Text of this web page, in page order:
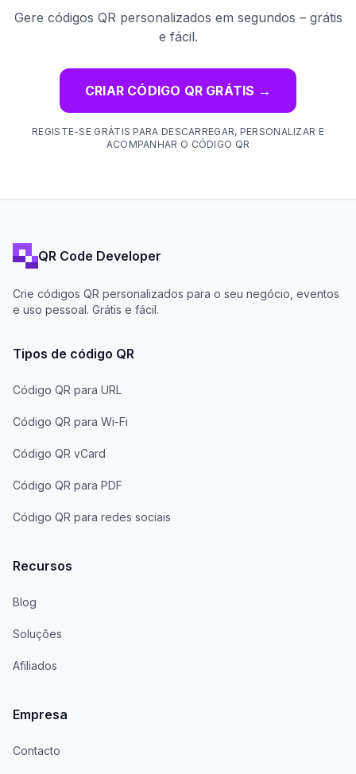
Gere códigos QR personalizados em segundos – grátis
e fácil.
CRIAR CÓDIGO QR GRÁTIS →
REGISTE-SE GRÁTIS PARA DESCARREGAR, PERSONALIZAR E
ACOMPANHAR O CÓDIGO QR
QR Code Developer
Crie códigos QR personalizados para o seu negócio, eventos
e uso pessoal. Grátis e fácil.
Tipos de código QR
Código QR para URL
Código QR para Wi-Fi
Código QR vCard
Código QR para PDF
Código QR para redes sociais
Recursos
Blog
Soluções
Afiliados
Empresa
Contacto